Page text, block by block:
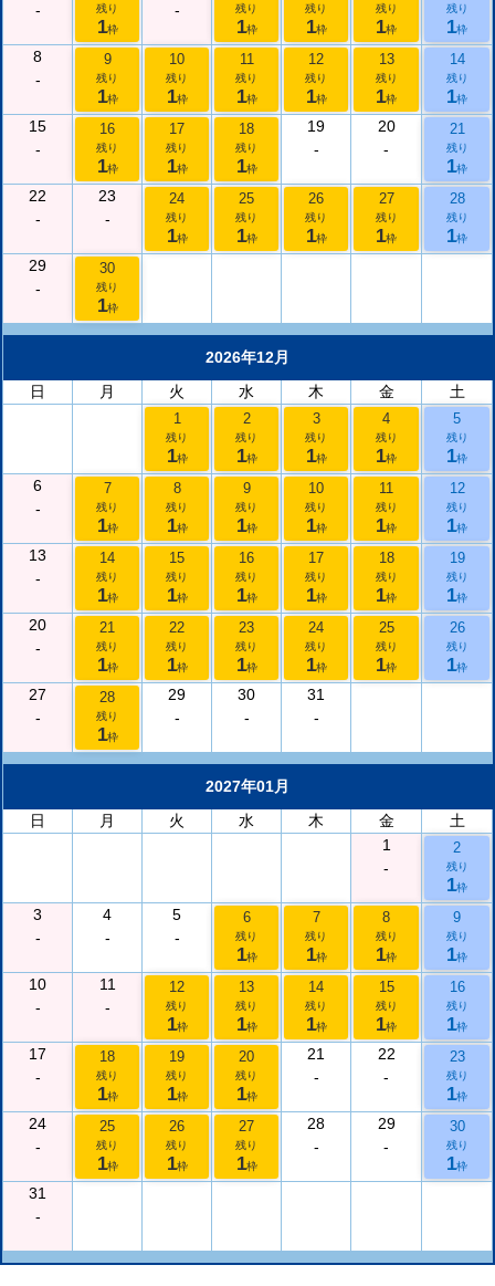
- 残り
1枠
- 残り
1枠
残り
1枠
残り
1枠
残り
1枠
8
-
9
残り
1枠
10
残り
1枠
11
残り
1枠
12
残り
1枠
13
残り
1枠
14
残り
1枠
15
-
16
残り
1枠
17
残り
1枠
18
残り
1枠
19
-
20
-
21
残り
1枠
22
-
23
-
24
残り
1枠
25
残り
1枠
26
残り
1枠
27
残り
1枠
28
残り
1枠
29
-
30
残り
1枠
2026年12月
日
月 火 水 木 金 土
1
残り
1枠
2
残り
1枠
3
残り
1枠
4
残り
1枠
5
残り
1枠
6
-
7
残り
1枠
8
残り
1枠
9
残り
1枠
10
残り
1枠
11
残り
1枠
12
残り
1枠
13
-
14
残り
1枠
15
残り
1枠
16
残り
1枠
17
残り
1枠
18
残り
1枠
19
残り
1枠
20
-
21
残り
1枠
22
残り
1枠
23
残り
1枠
24
残り
1枠
25
残り
1枠
26
残り
1枠
27
-
28
残り
1枠
29
-
30
-
31
-
2027年01月
日
月 火 水 木 金
土
1
-
2
残り
1枠
3
-
4
-
5
-
6
残り
1枠
7
残り
1枠
8
残り
1枠
9
残り
1枠
10
-
11
-
12
残り
1枠
13
残り
1枠
14
残り
1枠
15
残り
1枠
16
残り
1枠
17
-
18
残り
1枠
19
残り
1枠
20
残り
1枠
21
-
22
-
23
残り
1枠
24
-
25
残り
1枠
26
残り
1枠
27
残り
1枠
28
-
29
-
30
残り
1枠
31
-